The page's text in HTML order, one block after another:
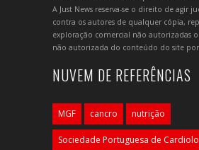
A Just News reserva-se o direito de agir
contra os autores de qualquer cópia,
exploração comercial não autorizadas
não autorizada do conteúdo do site por
NUVEM DE REFERÊNCIAS
MGF cancro nutrição
Sociedade Portuguesa de